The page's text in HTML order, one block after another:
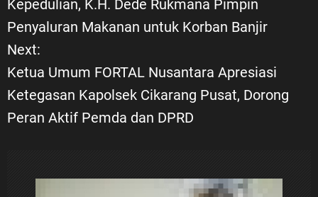
v
i
g
Kepedulian, K.H. Dede Rukmana Pimpin
Penyaluran Makanan untuk Korban Banjir
Next:
Ketua Umum FORTAL Nusantara Apresiasi
Ketegasan Kapolsek Cikarang Pusat, Dorong
Peran Aktif Pemda dan DPRD